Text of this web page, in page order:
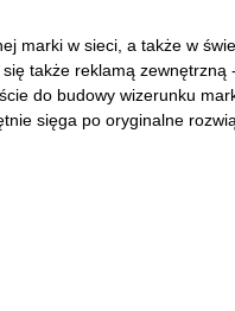
w sieci, a także w
także reklamą
do budowy wizerunku
sięga po oryginalne